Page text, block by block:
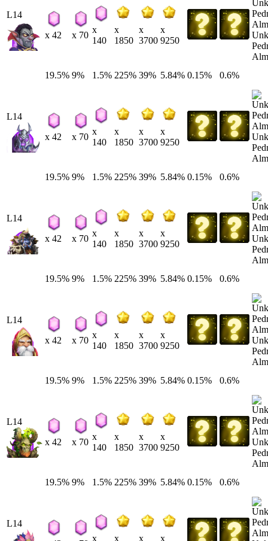
L14
x 42 x 70
x
140
x
1850
x
3700
x
9250
19.5% 9% 1.5% 225% 39% 5.84% 0.15% 0.6%
L14
x 42 x 70
x
140
x
1850
x
3700
x
9250
19.5% 9% 1.5% 225% 39% 5.84% 0.15% 0.6%
L14
x 42 x 70
x
140
x
1850
x
3700
x
9250
19.5% 9% 1.5% 225% 39% 5.84% 0.15% 0.6%
L14
x 42 x 70
x
140
x
1850
x
3700
x
9250
19.5% 9% 1.5% 225% 39% 5.84% 0.15% 0.6%
L14
x 42 x 70
x
140
x
1850
x
3700
x
9250
19.5% 9% 1.5% 225% 39% 5.84% 0.15% 0.6%
L14
x
x
x
x